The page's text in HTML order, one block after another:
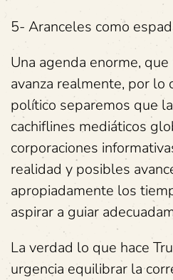
5- Aranceles como
Una agenda enorme,
avanza realmente, por lo
político separemos que
cachiflines mediáticos
corporaciones
realidad y posibles
apropiadamente los
aspirar a guiar
La verdad lo que hace
urgencia equilibrar la